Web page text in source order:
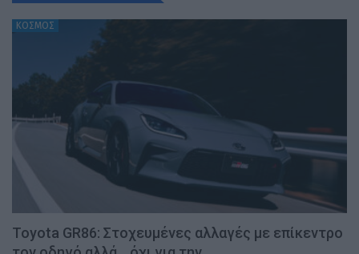
ΚΟΣΜΟΣ
Toyota GR86: Στοχευμένες αλλαγές με επίκεντρο